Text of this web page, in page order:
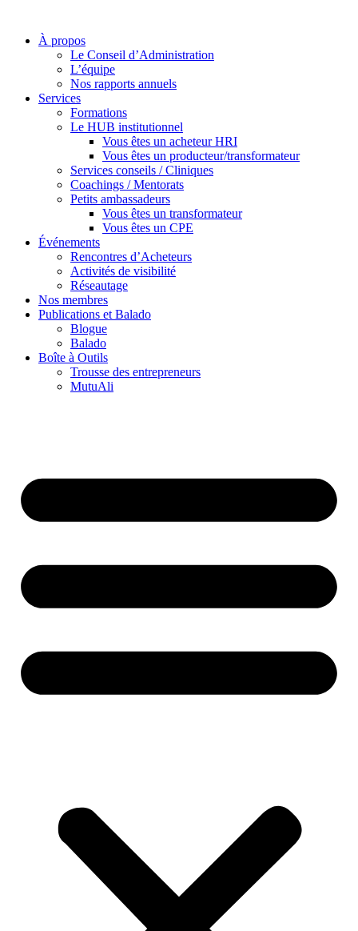
À propos
Le Conseil d’Administration
L’équipe
Nos rapports annuels
Services
Formations
Le HUB institutionnel
Vous êtes un acheteur HRI
Vous êtes un producteur/transformateur
Services conseils / Cliniques
Coachings / Mentorats
Petits ambassadeurs
Vous êtes un transformateur
Vous êtes un CPE
Événements
Rencontres d’Acheteurs
Activités de visibilité
Réseautage
Nos membres
Publications et Balado
Blogue
Balado
Boîte à Outils
Trousse des entrepreneurs
MutuAli